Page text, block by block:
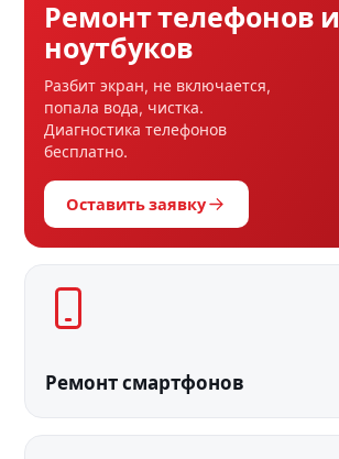
Ремонт телефонов и
ноутбуков
Разбит экран, не включается,
попала вода, чистка.
Диагностика телефонов
бесплатно.
Оставить заявку
Ремонт смартфонов